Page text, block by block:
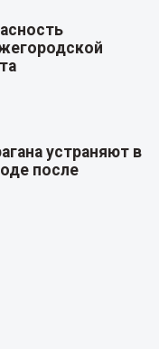
устраняют в
после